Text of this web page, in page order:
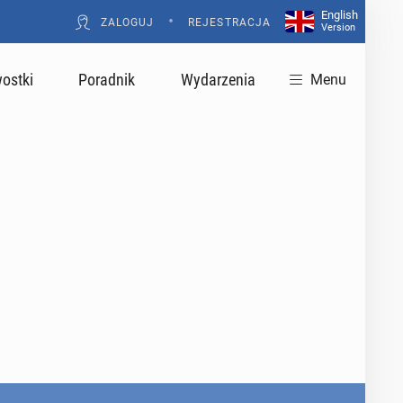
ZALOGUJ • REJESTRACJA
English
Version
Poradnik Wydarzenia Menu